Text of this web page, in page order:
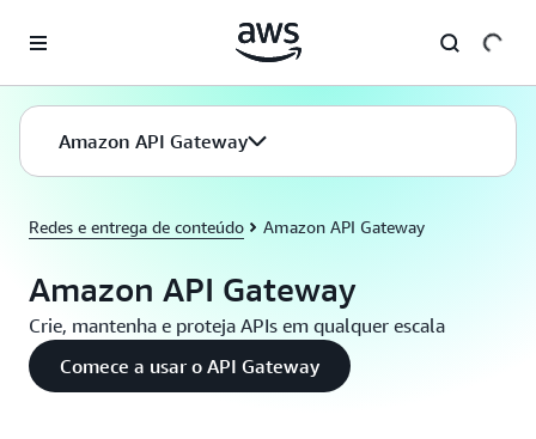
Pular para o conteúdo principal
Amazon API Gateway
Redes e entrega de conteúdo Amazon API Gateway
Amazon API Gateway
Crie, mantenha e proteja APIs em qualquer escala
Comece a usar o API Gateway